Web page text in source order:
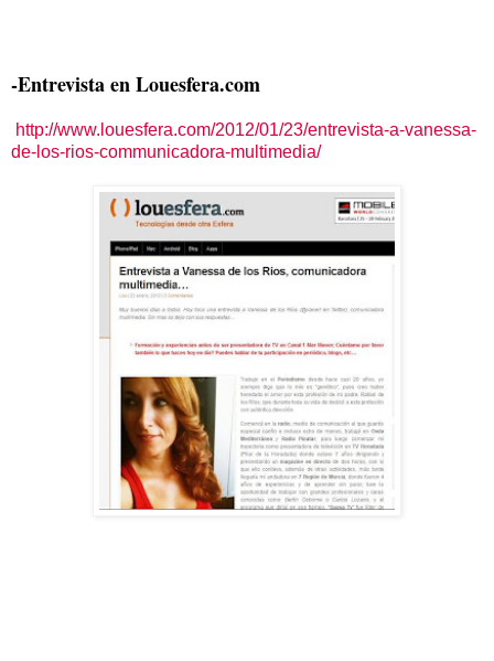
-Entrevista en Louesfera.com
http://www.louesfera.com/2012/01/23/entrevista-a-vanessa-
de-los-rios-communicadora-multimedia/